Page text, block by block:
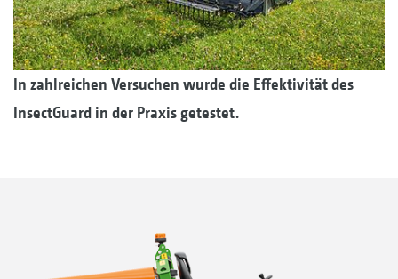
In zahlreichen Versuchen wurde die Effektivität des
InsectGuard in der Praxis getestet.